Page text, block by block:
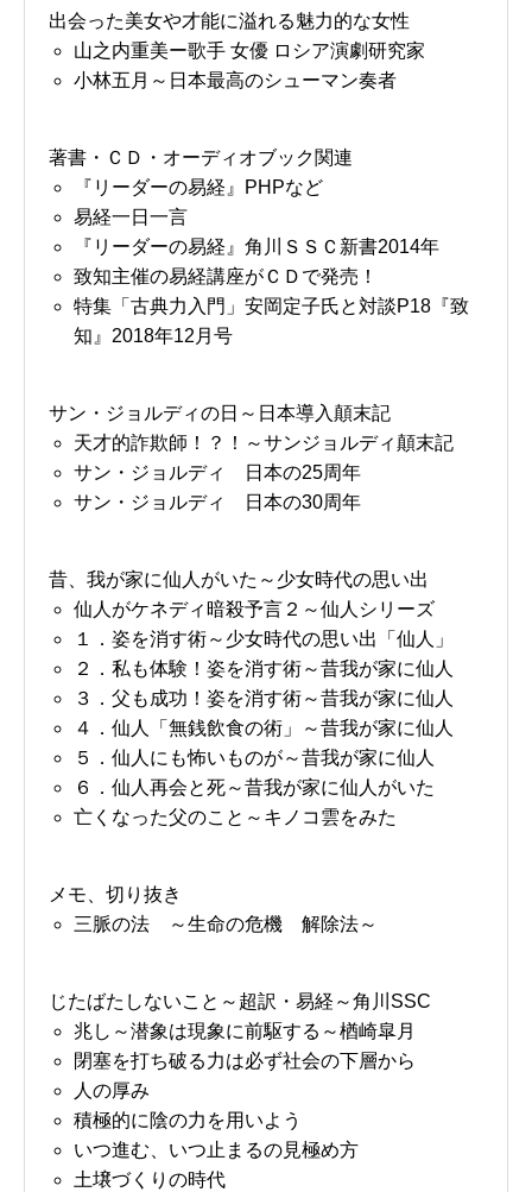
出会った美女や才能に溢れる魅力的な女性
山之内重美ー歌手 女優 ロシア演劇研究家
小林五月～日本最高のシューマン奏者
著書・ＣＤ・オーディオブック関連
『リーダーの易経』PHPなど
易経一日一言
『リーダーの易経』角川ＳＳＣ新書2014年
致知主催の易経講座がＣＤで発売！
特集「古典力入門」安岡定子氏と対談P18『致
知』2018年12月号
サン・ジョルディの日～日本導入顛末記
天才的詐欺師！？！～サンジョルディ顛末記
サン・ジョルディ 日本の25周年
サン・ジョルディ 日本の30周年
昔、我が家に仙人がいた～少女時代の思い出
仙人がケネディ暗殺予言２～仙人シリーズ
１．姿を消す術～少女時代の思い出「仙人」
２．私も体験！姿を消す術～昔我が家に仙人
３．父も成功！姿を消す術～昔我が家に仙人
４．仙人「無銭飲食の術」～昔我が家に仙人
５．仙人にも怖いものが～昔我が家に仙人
６．仙人再会と死～昔我が家に仙人がいた
亡くなった父のこと～キノコ雲をみた
メモ、切り抜き
三脈の法 ～生命の危機 解除法～
じたばたしないこと～超訳・易経～角川SSC
兆し～潜象は現象に前駆する～楢崎皐月
閉塞を打ち破る力は必ず社会の下層から
人の厚み
積極的に陰の力を用いよう
いつ進む、いつ止まるの見極め方
土壌づくりの時代